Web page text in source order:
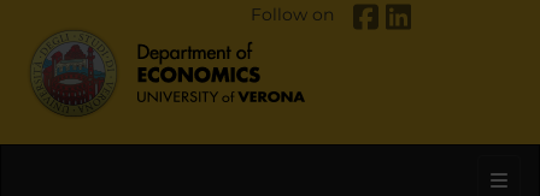
Follow on